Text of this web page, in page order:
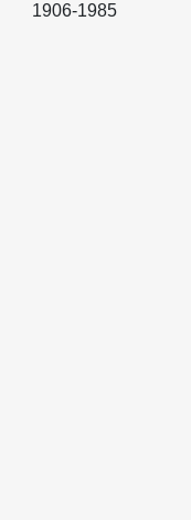
1906-1985